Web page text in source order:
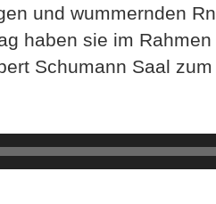
und wummernden
haben sie im
Schumann Saal